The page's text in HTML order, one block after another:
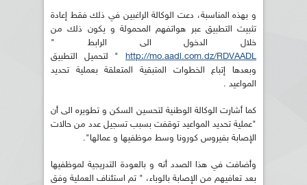
و بهذه المناسبة، دعت الوكالة الراغبين في ذلك فقط إعادة
تثبيت التطبيق عبر هواتفهم المحمولة و يكون ذلك من
خلال الدخول الى الرابط "
http://mo.aadl.com.dz/RDVAADL " لتحميل التطبيق
وبعدها إتباع الخطوات المتبقية المتعلقة بعملية تحديد
المواعيد .
كما أشارت الوكالة الوطنية لتحسين السكن و تطويره الى أن
"عملية تحديد المواعيد توقفت بسبب تسجيل عدد من حالات
الإصابة بفيروس كورونا وسط موظفيها و عمالها".
وأضافت في هذا الصدد أنه و بالعودة التدريجية لموظفيها
بعد تعافيهم من الإصابة بالوباء، " تم استئناف العملية وفق